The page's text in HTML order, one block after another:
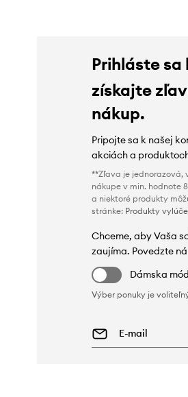
Prihláste sa
získajte
nákup.
Pripojte sa k našej
akciách a
**Zľava je jednorazová,
nákupe v min. hodnote
a niektoré produkty
stránke: Produkty
Chceme, aby Vaša
zaujíma. Povedzte
Dámska
Výber ponuky je